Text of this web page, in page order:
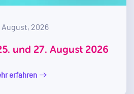
August, 2026
und 27. August 2026
erfahren